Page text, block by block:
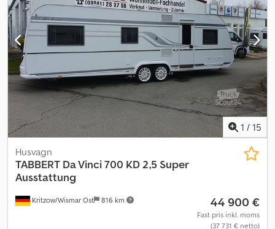
1 / 15
Kritzow/Wismar Ost 816 km
Husvagn
TABBERT Da Vinci 700 KD 2,5 Super
Ausstattung
44 900 €
Fast pris inkl. moms
(37 731 € netto)